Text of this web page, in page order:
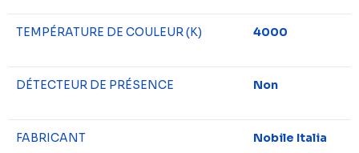
TEMPÉRATURE DE COULEUR (K) 4000
DÉTECTEUR DE PRÉSENCE Non
FABRICANT Nobile Italia